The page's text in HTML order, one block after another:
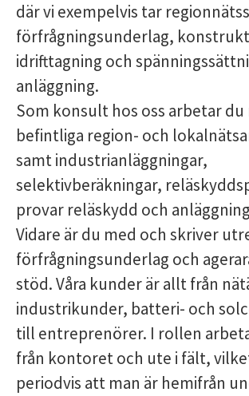
där vi exempelvis tar
förfrågningsunderlag,
idrifttagning och
anläggning.
Som konsult hos oss arbetar du
befintliga region- och
samt industrianläggningar,
selektivberäkningar,
provar reläskydd och
Vidare är du med och skriver
förfrågningsunderlag och
stöd. Våra kunder är allt från
industrikunder, batteri- och
till entreprenörer. I rollen
från kontoret och ute i fält,
periodvis att man är hemifrån